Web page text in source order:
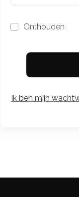
Onthouden
Ik ben mijn